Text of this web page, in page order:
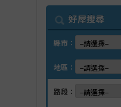
好屋搜尋
縣市：
地區：
路段：